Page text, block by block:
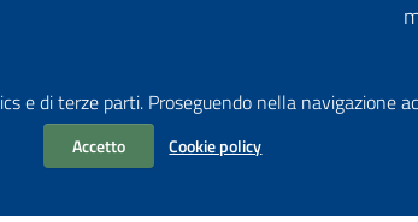
e di terze parti. Proseguendo nella navigazione
Accetto Cookie policy